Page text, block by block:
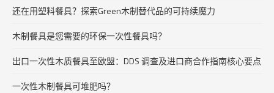
还在用塑料餐具？探索Green木制替代品的可持续魔力
木制餐具是您需要的环保一次性餐具吗？
出口一次性木质餐具至欧盟：DDS 调查及进口商合作指南核心要点
一次性木制餐具可堆肥吗？